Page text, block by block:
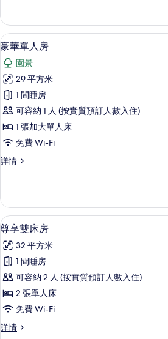
的
相
片
房
詳
情
載
入
所
有
豪
華
單
人
房
相
片
豪華單
7
豪華單人房
園景
29 平方米
1 間睡房
可容納 1 人 (按實質預訂人數入住)
1 張加大單人床
免費 Wi-Fi
詳情
豪
房
詳
情
載
入
所
有
尊
享
雙
床
尊享雙
6
尊享雙床房
32 平方米
1 間睡房
可容納 2 人 (按實質預訂人數入住)
2 張單人床
免費 Wi-Fi
詳情
尊